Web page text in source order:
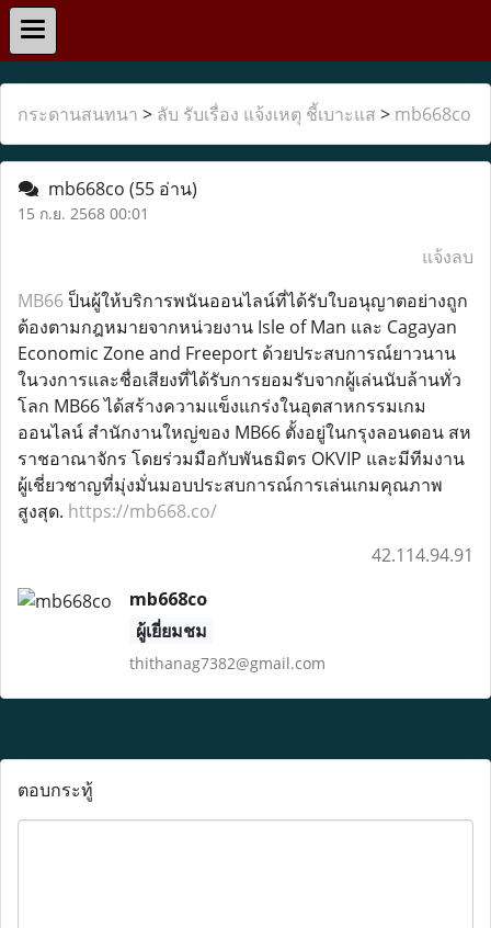
กระดานสนทนา > ลับ รับเรื่อง แจ้งเหตุ ชี้เบาะแส > mb668co
mb668co (55 อ่าน)
15 ก.ย. 2568 00:01
แจ้งลบ
MB66ป็นผู้ให้บริการพนันออนไลน์ที่ได้รับใบอนุญาตอย่างถูก
ต้องตามกฎหมายจากหน่วยงาน Isle of Man และ Cagayan
Economic Zone and Freeport ด้วยประสบการณ์ยาวนาน
ในวงการและชื่อเสียงที่ได้รับการยอมรับจากผู้เล่นนับล้านทั่ว
โลก MB66 ได้สร้างความแข็งแกร่งในอุตสาหกรรมเกม
ออนไลน์ สำนักงานใหญ่ของ MB66 ตั้งอยู่ในกรุงลอนดอน สห
ราชอาณาจักร โดยร่วมมือกับพันธมิตร OKVIP และมีทีมงาน
ผู้เชี่ยวชาญที่มุ่งมั่นมอบประสบการณ์การเล่นเกมคุณภาพ
สูงสุด. https://mb668.co/
42.114.94.91
mb668co
ผู้เยี่ยมชม
thithanag7382@gmail.com
ตอบกระทู้